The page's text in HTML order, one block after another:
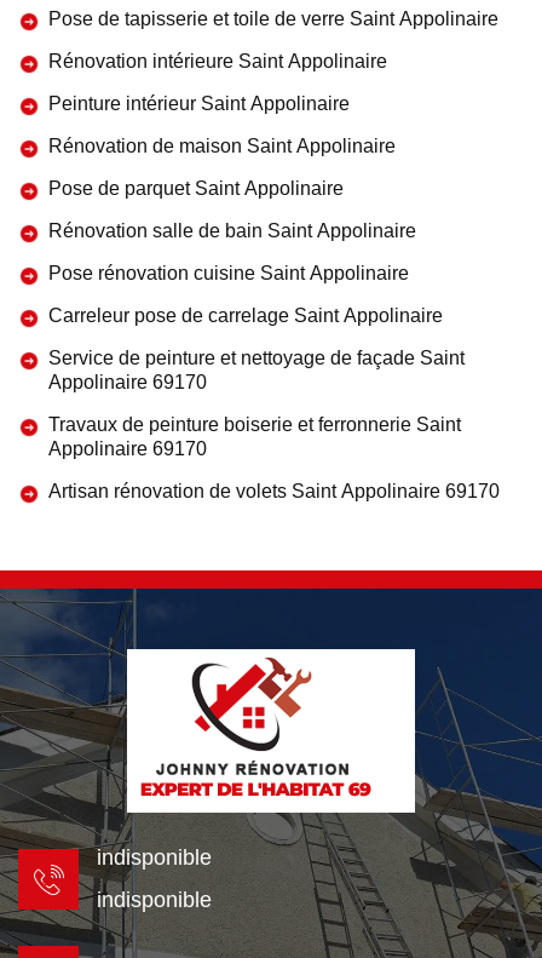
Pose de tapisserie et toile de verre Saint Appolinaire
Rénovation intérieure Saint Appolinaire
Peinture intérieur Saint Appolinaire
Rénovation de maison Saint Appolinaire
Pose de parquet Saint Appolinaire
Rénovation salle de bain Saint Appolinaire
Pose rénovation cuisine Saint Appolinaire
Carreleur pose de carrelage Saint Appolinaire
Service de peinture et nettoyage de façade Saint
Appolinaire 69170
Travaux de peinture boiserie et ferronnerie Saint
Appolinaire 69170
Artisan rénovation de volets Saint Appolinaire 69170
indisponible
indisponible